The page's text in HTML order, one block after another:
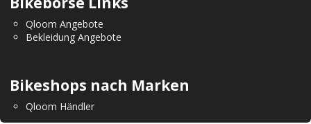
Qloom Angebote
Bekleidung Angebote
Bikeshops nach Marken
Qloom Händler